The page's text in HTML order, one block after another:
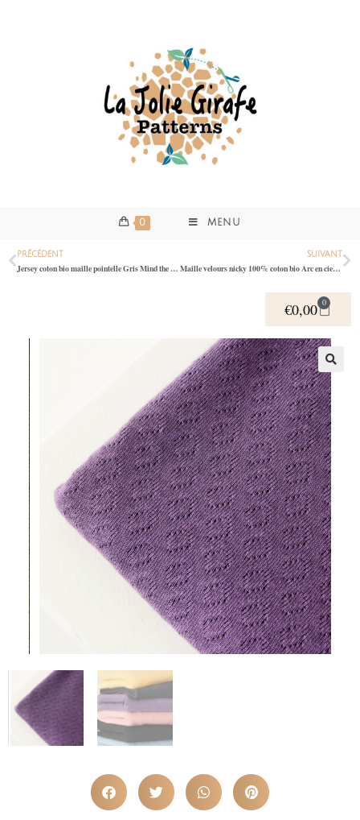
0 MENU
PRÉCÉDENT
Jersey coton bio maille pointelle Gris Mind the Maker 0600
SUIVANT
Maille velours nicky 100% coton bio Arc en ciel sur fond crème 1187
€0,00 0